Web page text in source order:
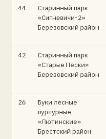
44
Старинный парк
«Сигневичи-2»
Березовский район
42
Старинный парк
«Старые Пески»
Березовский район
26
Буки лесные
пурпурные
«Лютинские»
Брестский район